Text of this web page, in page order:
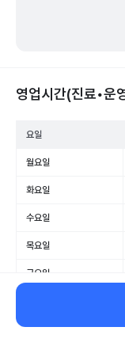
영업시간(진료•운
요일
월요일
화요일
수요일
목요일
금요일
일요일